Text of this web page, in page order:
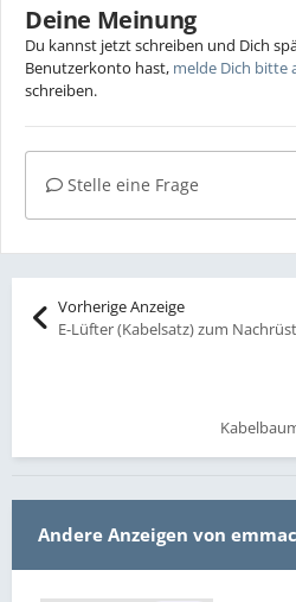
Deine Meinung
Du kannst jetzt schreiben und Dich
Benutzerkonto hast, melde Dich bitte
schreiben.
Stelle eine Frage
Vorherige Anzeige
E-Lüfter (Kabelsatz) zum
Andere Anzeigen von emmac